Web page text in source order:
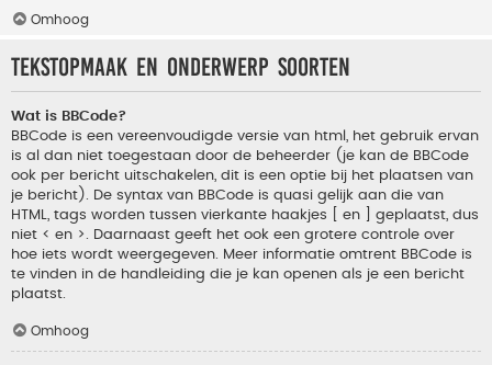
Omhoog
Tekstopmaak en onderwerp soorten
Wat is BBCode?
BBCode is een vereenvoudigde versie van html, het gebruik ervan
is al dan niet toegestaan door de beheerder (je kan de BBCode
ook per bericht uitschakelen, dit is een optie bij het plaatsen van
je bericht). De syntax van BBCode is quasi gelijk aan die van
HTML, tags worden tussen vierkante haakjes [ en ] geplaatst, dus
niet < en >. Daarnaast geeft het ook een grotere controle over
hoe iets wordt weergegeven. Meer informatie omtrent BBCode is
te vinden in de handleiding die je kan openen als je een bericht
plaatst.
Omhoog